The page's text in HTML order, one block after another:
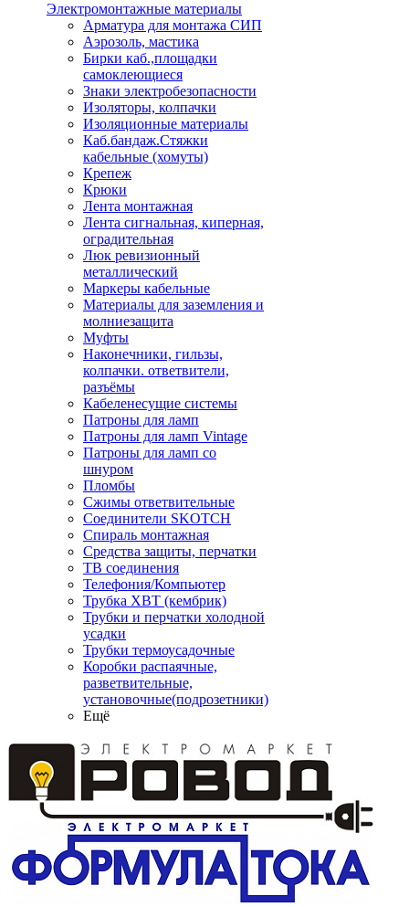
Электромонтажные материалы
Арматура для монтажа СИП
Аэрозоль, мастика
Бирки каб.,площадки
самоклеющиеся
Знаки электробезопасности
Изоляторы, колпачки
Изоляционные материалы
Каб.бандаж.Стяжки
кабельные (хомуты)
Крепеж
Крюки
Лента монтажная
Лента сигнальная, киперная,
оградительная
Люк ревизионный
металлический
Маркеры кабельные
Материалы для заземления и
молниезащита
Муфты
Наконечники, гильзы,
колпачки. ответвители,
разъёмы
Кабеленесущие системы
Патроны для ламп
Патроны для ламп Vintage
Патроны для ламп со
шнуром
Пломбы
Сжимы ответвительные
Соединители SKOTCH
Спираль монтажная
Средства защиты, перчатки
ТВ соединения
Телефония/Компьютер
Трубка ХВТ (кембрик)
Трубки и перчатки холодной
усадки
Трубки термоусадочные
Коробки распаячные,
разветвительные,
установочные(подрозетники)
Ещё